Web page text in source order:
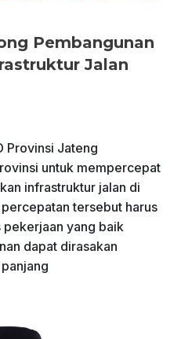
Pembangunan
Jalan
Provinsi Jateng
untuk mempercepat
infrastruktur jalan di
tersebut harus
yang baik
dapat dirasakan